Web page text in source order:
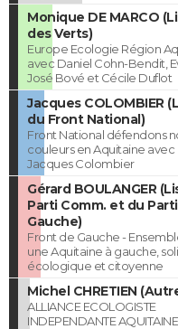
Monique DE MARCO
des Verts)
Europe Ecologie Région
avec Daniel Cohn-Bendit,
José Bové et Cécile Duflot
Jacques COLOMBIER
du Front National)
Front National défendons
couleurs en Aquitaine avec
Jacques Colombier
Gérard BOULANGER
Parti Comm. et du Parti
Gauche)
Front de Gauche -
une Aquitaine à gauche,
écologique et citoyenne
Michel CHRETIEN
ALLIANCE ECOLOGISTE
INDEPENDANTE AQUITAINE